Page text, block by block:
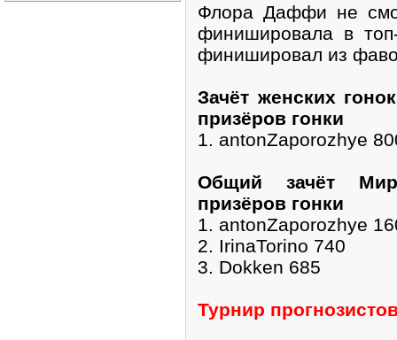
Флора Даффи не
финишировала в
финишировал из
Зачёт женских
призёров гонки
1. antonZaporozhye
Общий зачёт
призёров гонки
1. antonZaporozhye
2. IrinaTorino 740
3. Dokken 685
Турнир